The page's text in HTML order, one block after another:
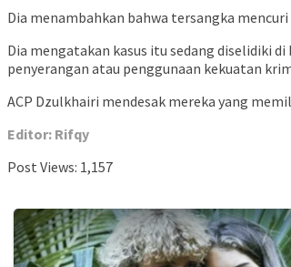
Dia menambahkan bahwa tersangka
Dia mengatakan kasus itu sedang diselidiki
penyerangan atau penggunaan kekuatan
ACP Dzulkhairi mendesak mereka yang
Editor: Rifqy
Post Views: 1,157